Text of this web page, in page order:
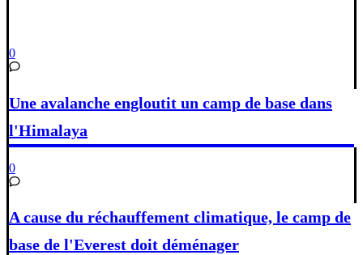
0
Une avalanche engloutit un camp de base dans
l'Himalaya
0
A cause du réchauffement climatique, le camp de
base de l'Everest doit déménager